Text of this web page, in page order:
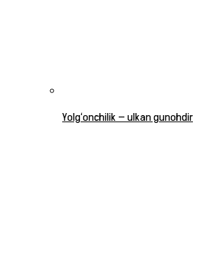
Yolg‘onchilik — ulkan gunohdir